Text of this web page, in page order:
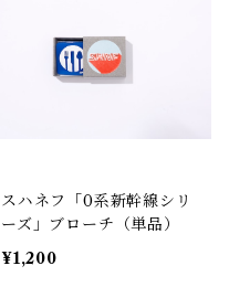
スハネフ「0系新幹線シリ
ーズ」ブローチ（単品）
¥1,200